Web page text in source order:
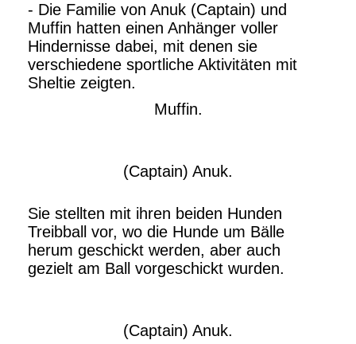
- Die Familie von Anuk (Captain) und
Muffin hatten einen Anhänger voller
Hindernisse dabei, mit denen sie
verschiedene sportliche Aktivitäten mit
Sheltie zeigten.
Muffin.
(Captain) Anuk.
Sie stellten mit ihren beiden Hunden
Treibball vor, wo die Hunde um Bälle
herum geschickt werden, aber auch
gezielt am Ball vorgeschickt wurden.
(Captain) Anuk.